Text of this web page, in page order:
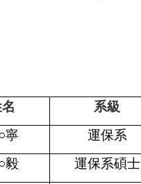
系級
寧 運保系
毅 運保系碩士